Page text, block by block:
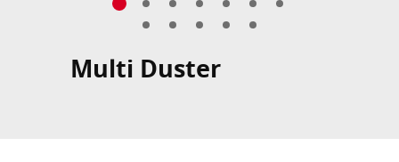
Multi Duster